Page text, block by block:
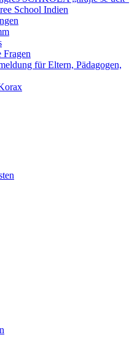
School Indien
für Eltern, Pädagogen,